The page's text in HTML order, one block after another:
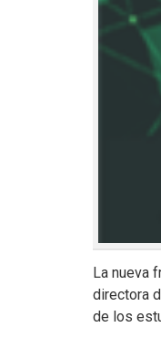
La nueva
directora
de los